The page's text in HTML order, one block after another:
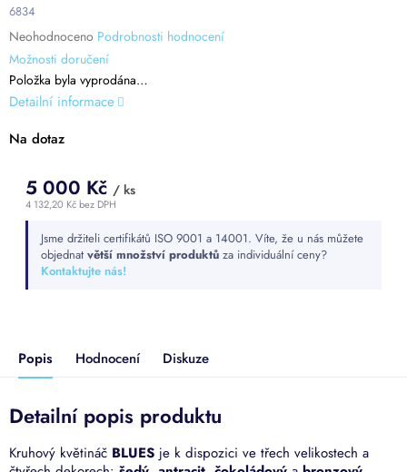
Možnosti doručení
Položka byla vyprodána…
Detailní informace
6834
Průměrné
hodnocení
produktu
je
0,0
5
Neohodnoceno Podrobnosti hodnocení
Na dotaz
5 000 Kč / ks
4 132,20 Kč bez DPH
cena:Jsme držiteli certifikátů ISO 9001 a 14001. Víte, že u nás můžete
objednat větší množství produktů za individuální ceny?
Kontaktujte nás!
Popis Hodnocení Diskuze
Detailní popis produktu
Kruhový květináč BLUES je k dispozici ve třech velikostech a